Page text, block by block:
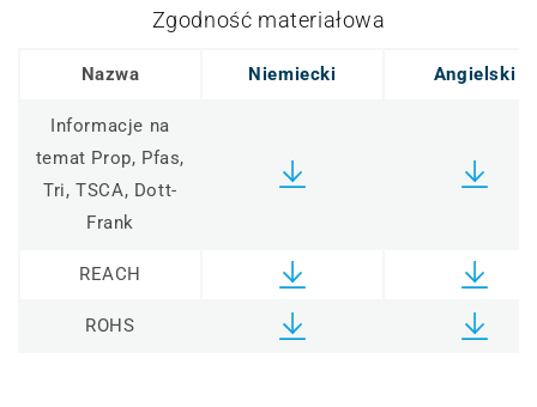
Zgodność materiałowa
Nazwa Niemiecki Angielski
Informacje na
temat Prop, Pfas,
Tri, TSCA, Dott-
Frank
REACH
ROHS